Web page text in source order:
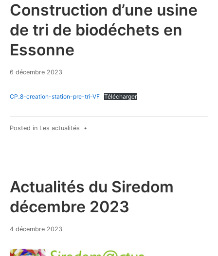
Construction d’une usine
de tri de biodéchets en
Essonne
6 décembre 2023
CP_8-creation-station-pre-tri-VF Télécharger
Posted in Les actualités •
Actualités du Siredom
décembre 2023
4 décembre 2023